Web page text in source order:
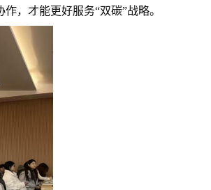
，才能更好服务“双碳”战略。